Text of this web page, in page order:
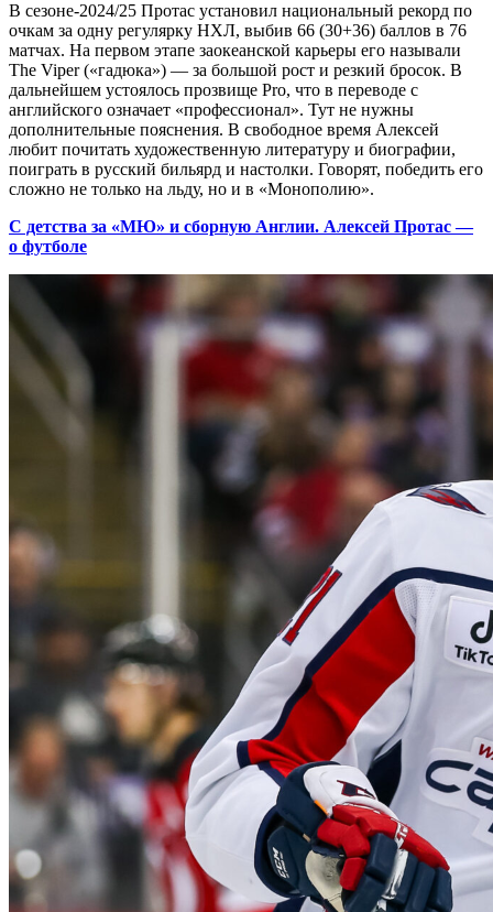
В сезоне-2024/25 Протас установил национальный рекорд по
очкам за одну регулярку НХЛ, выбив 66 (30+36) баллов в 76
матчах. На первом этапе заокеанской карьеры его называли
The Viper («гадюка») — за большой рост и резкий бросок. В
дальнейшем устоялось прозвище Pro, что в переводе с
английского означает «профессионал». Тут не нужны
дополнительные пояснения. В свободное время Алексей
любит почитать художественную литературу и биографии,
поиграть в русский бильярд и настолки. Говорят, победить его
сложно не только на льду, но и в «Монополию».
С детства за «МЮ» и сборную Англии. Алексей Протас —
о футболе